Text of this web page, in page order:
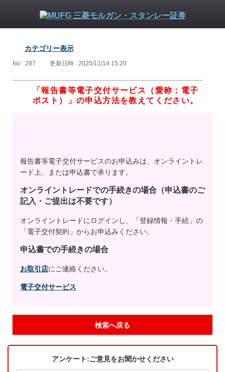
カテゴリー表示
No : 287 更新日時 : 2025/11/14 15:20
「報告書等電子交付サービス（愛称：電子
ポスト）」の申込方法を教えてください。
報告書等電子交付サービスのお申込みは、オンライントレ
ード上、または申込書で承ります。
オンライントレードでの手続きの場合（申込書のご
記入・ご提出は不要です）
オンライントレードにログインし、「登録情報・手続」の
「電子交付契約」からお申込みください。
申込書での手続きの場合
お取引店にご連絡ください。
電子交付サービス
検索へ戻る
アンケート:ご意見をお聞かせください